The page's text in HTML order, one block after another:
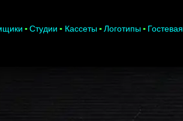
Студии Кассеты Логотипы Гостевая